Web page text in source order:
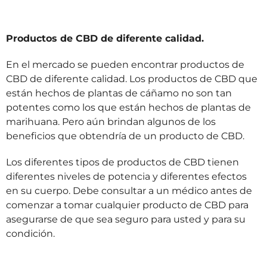
Productos de CBD de diferente calidad.
En el mercado se pueden encontrar productos de
CBD de diferente calidad. Los productos de CBD que
están hechos de plantas de cáñamo no son tan
potentes como los que están hechos de plantas de
marihuana. Pero aún brindan algunos de los
beneficios que obtendría de un producto de CBD.
Los diferentes tipos de productos de CBD tienen
diferentes niveles de potencia y diferentes efectos
en su cuerpo. Debe consultar a un médico antes de
comenzar a tomar cualquier producto de CBD para
asegurarse de que sea seguro para usted y para su
condición.